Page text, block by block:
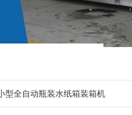
型全自动瓶装水纸箱装箱机